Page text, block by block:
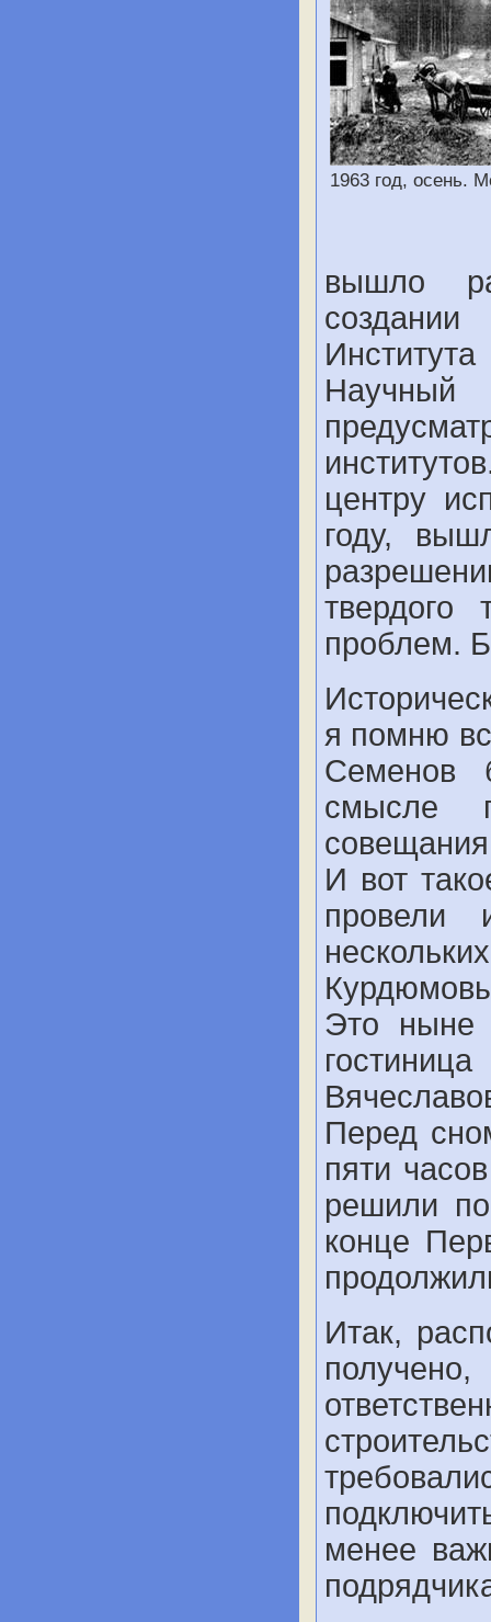
1963 год, осень.
вышло
центру
году,
твердого
проблем.
я помню
Семенов
смысле
И вот
провели
Это ныне
Перед
пяти
решили
конце
Итак,
менее